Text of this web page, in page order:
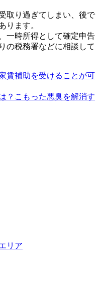
取り過ぎてしまい、後で
ります。
一時所得として確定申告
の税務署などに相談して
賃補助を受けることが可
？こもった悪臭を解消す
リア